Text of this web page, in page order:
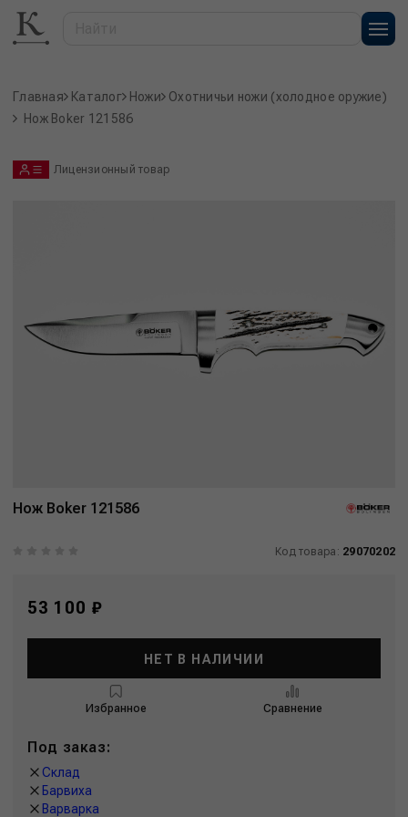
Главная Каталог Ножи Охотничьи ножи (холодное оружие)
Нож Boker 121586
Лицензионный товар
Нож Boker 121586
Код товара: 29070202
53 100 ₽
НЕТ В НАЛИЧИИ
Избранное Сравнение
Под заказ:
Склад
Барвиха
Варварка